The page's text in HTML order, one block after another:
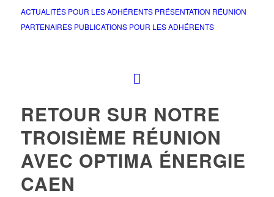
ACTUALITÉS POUR LES ADHÉRENTS PRÉSENTATION RÉUNION
PARTENAIRES PUBLICATIONS POUR LES ADHÉRENTS
RETOUR SUR NOTRE
TROISIÈME RÉUNION
AVEC OPTIMA ÉNERGIE
CAEN